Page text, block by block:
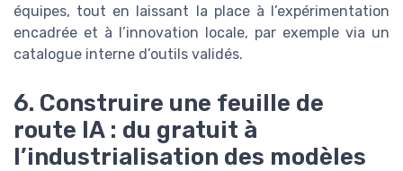
équipes, tout en laissant la place à l’expérimentation
encadrée et à l’innovation locale, par exemple via un
catalogue interne d’outils validés.
6. Construire une feuille de
route IA : du gratuit à
l’industrialisation des modèles